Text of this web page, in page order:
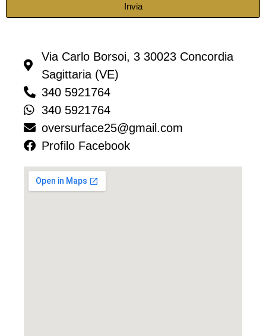
Invia
Via Carlo Borsoi, 3 30023 Concordia
Sagittaria (VE)
340 5921764
340 5921764
oversurface25@gmail.com
Profilo Facebook